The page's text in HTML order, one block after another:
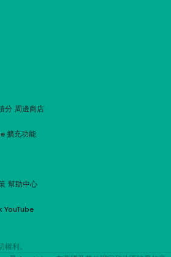
分 周邊商店
擴充功能
幫助中心
YouTube
利。